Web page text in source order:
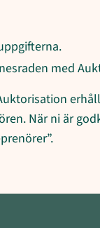
med
När ni är